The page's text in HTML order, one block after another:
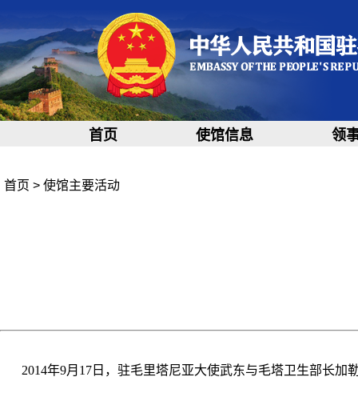
首页 使馆信息 领
首页 > 使馆主要活动
2014年9月 17日，驻毛里塔尼亚大使武东与毛塔卫生部长加